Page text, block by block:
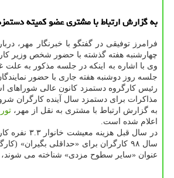
به گزارش ارتباط با مشتری عضو كمیته دستمزد شورایعالی
فرامرز توفیقی در گفتگو با خبرنگار مهر،
چهارشنبه هفته گذشته با حضور شخص وزیر
وی با اشاره به اینكه در جلسه مذكور به
جلسه روز دوشنبه هفته جاری با حضور
رئیس كارگروه دستمزد كانون عالی شوراهای
مذاكرات برای دستمزد سال آینده كارگران
به گزارش ارتباط با مشتری به نقل از مهر،
اعلام شده است.
سال ۹۸ كارگران برای «حداقلی بگیران» (كارگرانی كه در سال نخست ورود به
عنوان «سایر سطوح مزدی» شناخته می شوند، به میزان ۱۳ درصد نسبت به حقوق پایه ۹۷، به اضافه ۲۶۱ هزار و ۱۱۸